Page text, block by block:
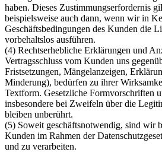
haben. Dieses Zustimmungserfordernis
beispielsweise auch dann, wenn wir in
Geschäftsbedingungen des Kunden die
vorbehaltslos ausführen.
(4) Rechtserhebliche Erklärungen und
Vertragsschluss vom Kunden uns
Fristsetzungen, Mängelanzeigen,
Minderung), bedürfen zu ihrer
Textform. Gesetzliche Formvorschriften
insbesondere bei Zweifeln über die
bleiben unberührt.
(5) Soweit geschäftsnotwendig, sind wir
Kunden im Rahmen der
und zu verarbeiten.